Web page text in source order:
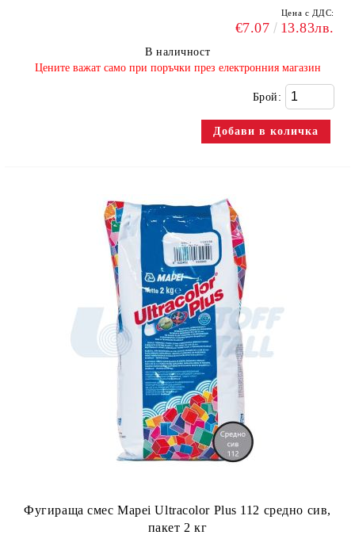
Цена с ДДС:
€7.07 13.83лв.
В наличност
​Цените важат само при поръчки през електронния магазин
Брой:
Фугираща смес Mapei Ultracolor Plus 112 средно сив,
пакет 2 кг